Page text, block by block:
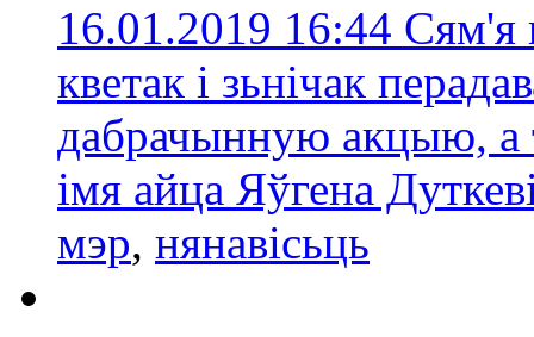
16.01.2019 16:44 Сям'я
кветак і зьнічак
дабрачынную акцыю, а
імя айца Яўгена
мэр, нянавісьць